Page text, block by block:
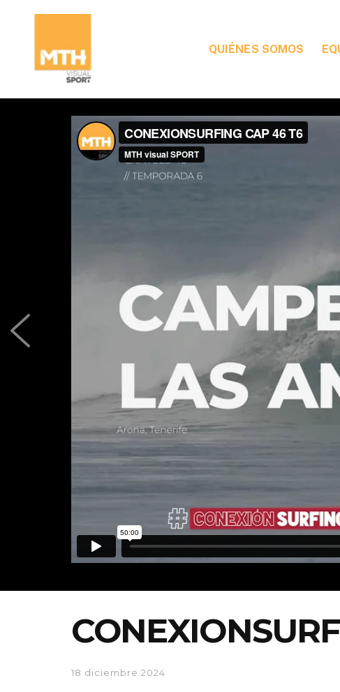
QUIÉNES SOMOS
18 diciembre 2024